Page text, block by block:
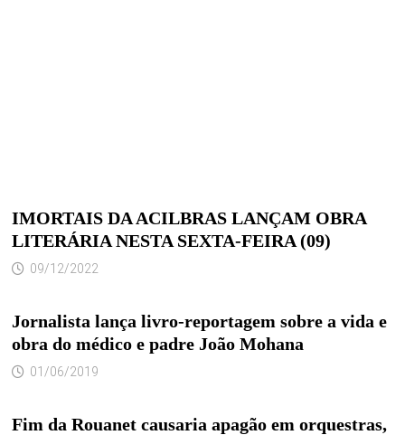
IMORTAIS DA ACILBRAS LANÇAM OBRA
LITERÁRIA NESTA SEXTA-FEIRA (09)
09/12/2022
Jornalista lança livro-reportagem sobre a vida e
obra do médico e padre João Mohana
01/06/2019
Fim da Rouanet causaria apagão em orquestras,